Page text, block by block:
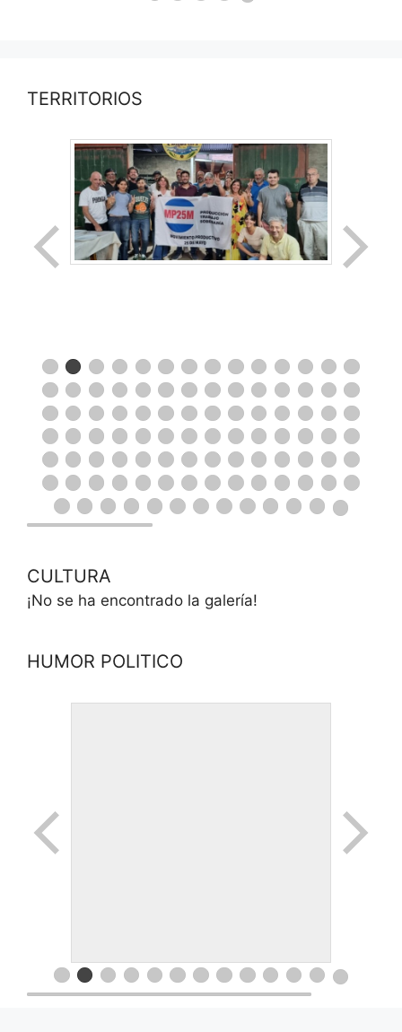
TERRITORIOS
CULTURA
¡No se ha encontrado la galería!
HUMOR POLITICO